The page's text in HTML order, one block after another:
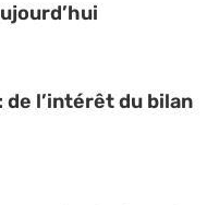
l’intérêt du bilan